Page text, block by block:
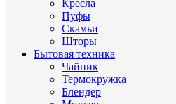
Кресла
Пуфы
Скамьи
Шторы
Бытовая техника
Чайник
Термокружка
Блендер